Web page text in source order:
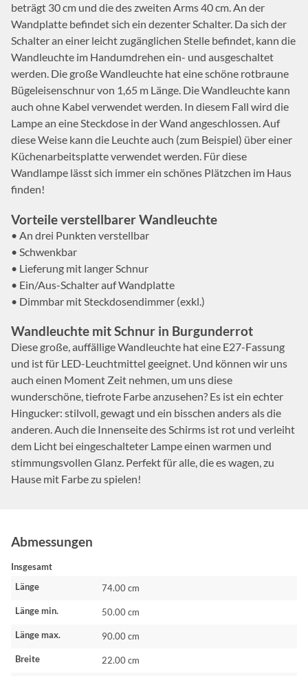
beträgt 30 cm und die des zweiten Arms 40 cm. An der
Wandplatte befindet sich ein dezenter Schalter. Da sich der
Schalter an einer leicht zugänglichen Stelle befindet, kann die
Wandleuchte im Handumdrehen ein- und ausgeschaltet
werden. Die große Wandleuchte hat eine schöne rotbraune
Bügeleisenschnur von 1,65 m Länge. Die Wandleuchte kann
auch ohne Kabel verwendet werden. In diesem Fall wird die
Lampe an eine Steckdose in der Wand angeschlossen. Auf
diese Weise kann die Leuchte auch (zum Beispiel) über einer
Küchenarbeitsplatte verwendet werden. Für diese
Wandlampe lässt sich immer ein schönes Plätzchen im Haus
finden!
Vorteile verstellbarer Wandleuchte
• An drei Punkten verstellbar
• Schwenkbar
• Lieferung mit langer Schnur
• Ein/Aus-Schalter auf Wandplatte
• Dimmbar mit Steckdosendimmer (exkl.)
Wandleuchte mit Schnur in Burgunderrot
Diese große, auffällige Wandleuchte hat eine E27-Fassung
und ist für LED-Leuchtmittel geeignet. Und können wir uns
auch einen Moment Zeit nehmen, um uns diese
wunderschöne, tiefrote Farbe anzusehen? Es ist ein echter
Hingucker: stilvoll, gewagt und ein bisschen anders als die
anderen. Auch die Innenseite des Schirms ist rot und verleiht
dem Licht bei eingeschalteter Lampe einen warmen und
stimmungsvollen Glanz. Perfekt für alle, die es wagen, zu
Hause mit Farbe zu spielen!
Abmessungen
Insgesamt
Länge
74.00 cm
Länge min. 50.00 cm
Länge max. 90.00 cm
Breite 22.00 cm